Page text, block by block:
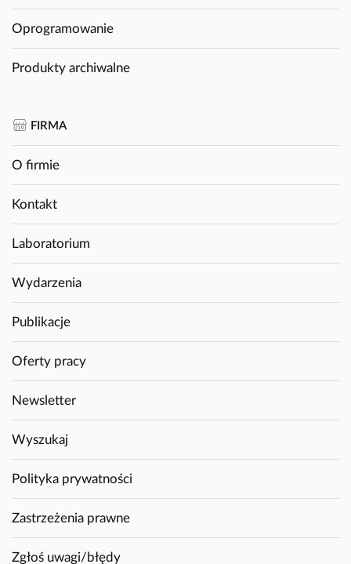
Oprogramowanie
Produkty archiwalne
FIRMA
O firmie
Kontakt
Laboratorium
Wydarzenia
Publikacje
Oferty pracy
Newsletter
Wyszukaj
Polityka prywatności
Zastrzeżenia prawne
Zgłoś uwagi/błędy